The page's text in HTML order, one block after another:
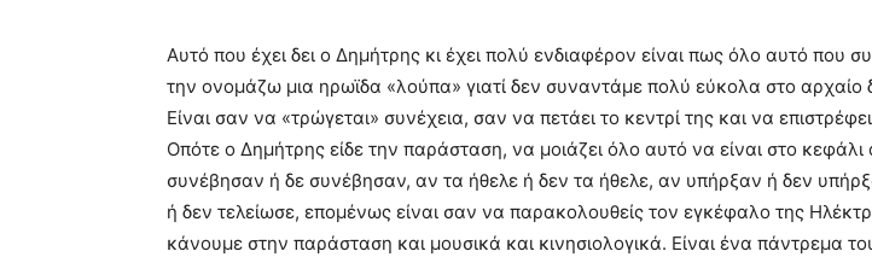
Αυτό που έχει δει ο Δημήτρης κι έχει πολύ ενδιαφέρον είναι πως όλο αυτό που
την ονομάζω μια ηρωϊδα «λούπα» γιατί δεν συναντάμε πολύ εύκολα στο
Είναι σαν να «τρώγεται» συνέχεια, σαν να πετάει το κεντρί της και να
Οπότε ο Δημήτρης είδε την παράσταση, να μοιάζει όλο αυτό να είναι στο
συνέβησαν ή δε συνέβησαν, αν τα ήθελε ή δεν τα ήθελε, αν υπήρξαν ή δεν
ή δεν τελείωσε, επομένως είναι σαν να παρακολουθείς τον εγκέφαλο της
κάνουμε στην παράσταση και μουσικά και κινησιολογικά. Είναι ένα πάντρεμα